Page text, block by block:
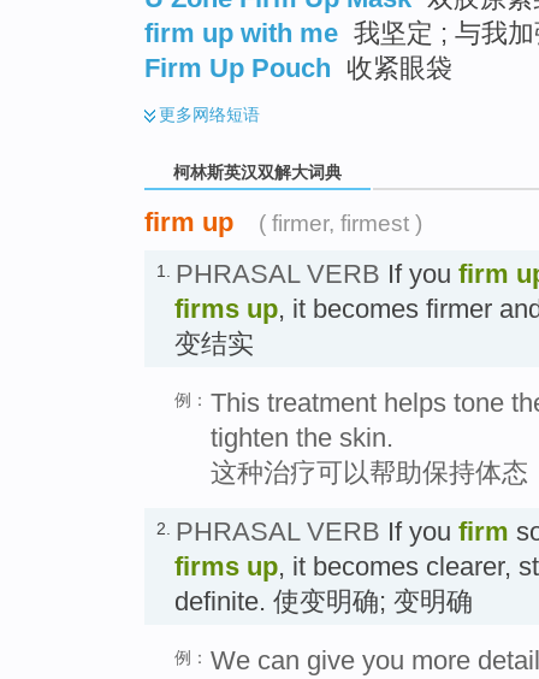
firm up with me 我坚定 ; 与我
Firm Up Pouch 收紧眼袋
更多网络短语
柯林斯英汉双解大词典
firm up ( firmer, firmest )
1. PHRASAL VERB If you firm
firms up, it becomes firmer
变结实
例： This treatment helps tone
tighten the skin.
这种治疗可以帮助保持体
2. PHRASAL VERB If you firm
firms up, it becomes clearer,
definite. 使变明确; 变明确
例： We can give you more